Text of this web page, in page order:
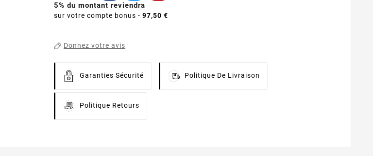
5% du montant reviendra
sur votre compte bonus - 97,50 €
Donnez votre avis
Garanties Sécurité Politique De Livraison
Politique Retours